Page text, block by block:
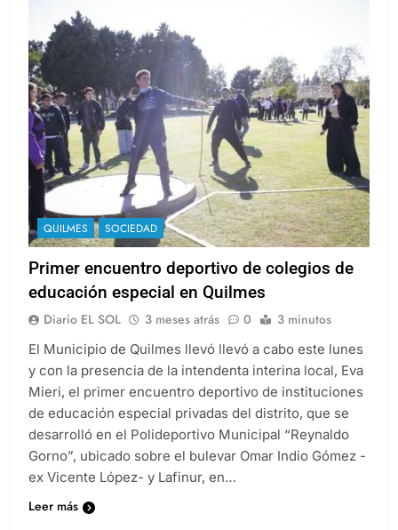
QUILMES SOCIEDAD
Primer encuentro deportivo de colegios de
educación especial en Quilmes
Diario EL SOL 3 meses atrás 0 3 minutos
El Municipio de Quilmes llevó llevó a cabo este lunes
y con la presencia de la intendenta interina local, Eva
Mieri, el primer encuentro deportivo de instituciones
de educación especial privadas del distrito, que se
desarrolló en el Polideportivo Municipal “Reynaldo
Gorno”, ubicado sobre el bulevar Omar Indio Gómez -
ex Vicente López- y Lafinur, en…
Leer más